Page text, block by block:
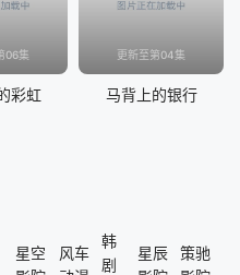
06集
彩虹
更新至第04集
马背上的银行
星空
风车
韩
剧
星辰
策驰